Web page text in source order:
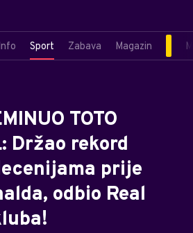
Sport Zabava Magazin
TOTO
Držao rekord
prije
odbio Real